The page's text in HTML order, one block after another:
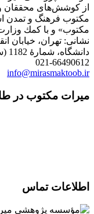
از كوشش‌های محققان و
مكتوب فرهنگ و تمدن
مكتوب» و با كمك
نشانی: تهران، خیابان
دانشگاه، شمارۀ 1182 (ساختمان فروردین)، طبقۀ دوم
021-66490612
info@mirasmaktoob.ir
میرات مکتوب در
اطلاعات تماس